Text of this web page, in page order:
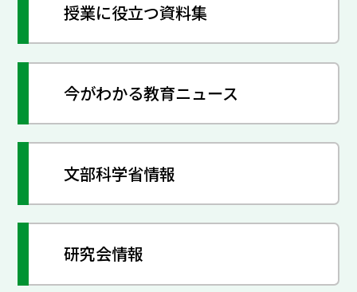
授業に役立つ資料集
今がわかる教育ニュース
文部科学省情報
研究会情報